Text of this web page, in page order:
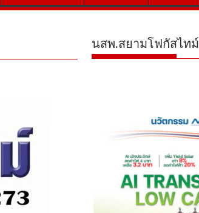
นสพ.สยามโฟกัสไทม์